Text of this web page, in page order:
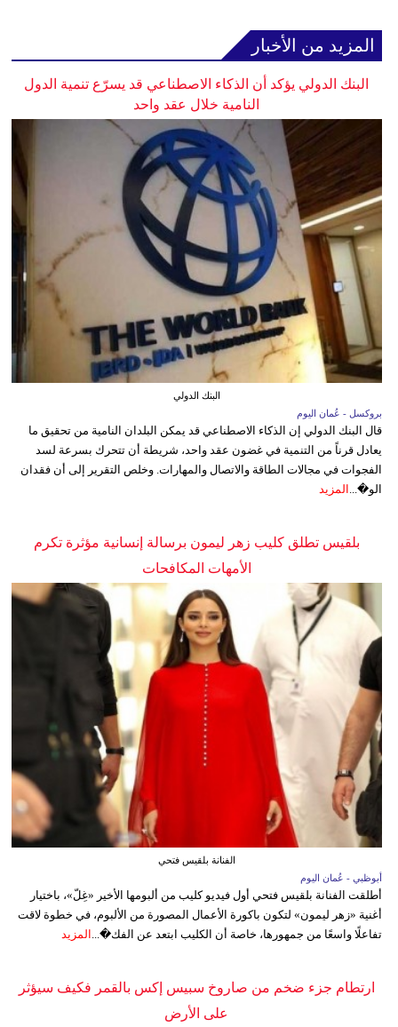
المزيد من الأخبار
البنك الدولي يؤكد أن الذكاء الاصطناعي قد يسرّع تنمية الدول
النامية خلال عقد واحد
البنك الدولي
بروكسل - عُمان اليوم
قال البنك الدولي إن الذكاء الاصطناعي قد يمكن البلدان النامية من تحقيق ما
يعادل قرناً من التنمية في غضون عقد واحد، شريطة أن تتحرك بسرعة لسد
الفجوات في مجالات الطاقة والاتصال والمهارات. وخلص التقرير إلى أن فقدان
الو�... المزيد
بلقيس تطلق كليب زهر ليمون برسالة إنسانية مؤثرة تكرم
الأمهات المكافحات
الفنانة بلقيس فتحي
أبوظبي - عُمان اليوم
أطلقت الفنانة بلقيس فتحي أول فيديو كليب من ألبومها الأخير «غِلّ»، باختيار
أغنية «زهر ليمون» لتكون باكورة الأعمال المصورة من الألبوم، في خطوة لاقت
تفاعلًا واسعًا من جمهورها، خاصة أن الكليب ابتعد عن الفك�... المزيد
ارتطام جزء ضخم من صاروخ سبيس إكس بالقمر فكيف سيؤثر
على الأرض